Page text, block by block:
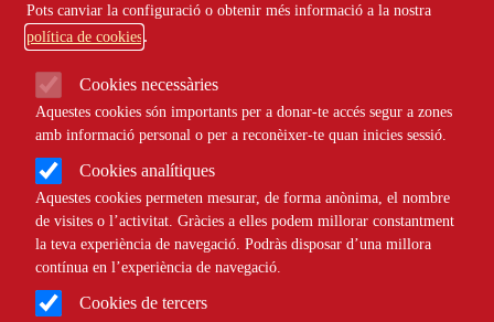
Pots canviar la configuració o obtenir més informació a la nostra
política de cookies
Cookies necessàries
Aquestes cookies són importants per a donar-te accés segur a zones
amb informació personal o per a reconèixer-te quan inicies sessió.
Cookies analítiques
Aquestes cookies permeten mesurar, de forma anònima, el nombre
de visites o l’activitat. Gràcies a elles podem millorar constantment
la teva experiència de navegació. Podràs disposar d’una millora
contínua en l’experiència de navegació.
Cookies de tercers
any més, la recerca en cultura de pau
NOTÍCIES GENERAL